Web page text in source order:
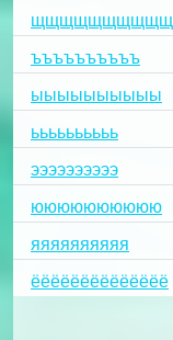
щщщщщщщщщщ
ъъъъъъъъъъ
ыыыыыыыыыы
ьььььььььь
ээээээээээ
юююююююююю
яяяяяяяяяя
ёёёёёёёёёёёёёё